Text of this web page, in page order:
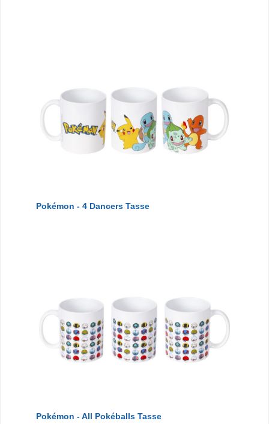
Pokémon - 4 Dancers Tasse
Pokémon - All Pokéballs Tasse